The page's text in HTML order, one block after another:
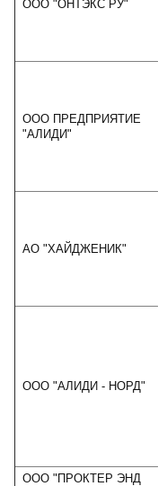
ООО "ОНТЭКС РУ"
ООО ПРЕДПРИЯТИЕ
"АЛИДИ"
АО "ХАЙДЖЕНИК"
ООО "АЛИДИ - НОРД"
ООО "ПРОКТЕР ЭНД